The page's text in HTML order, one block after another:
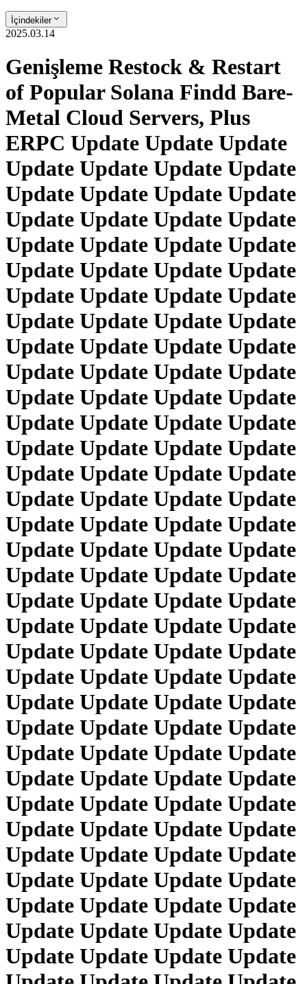
İçindekiler
2025.03.14
Genişleme Restock & Restart
of Popular Solana Findd Bare-
Metal Cloud Servers, Plus
ERPC Update Update Update
Update Update Update Update
Update Update Update Update
Update Update Update Update
Update Update Update Update
Update Update Update Update
Update Update Update Update
Update Update Update Update
Update Update Update Update
Update Update Update Update
Update Update Update Update
Update Update Update Update
Update Update Update Update
Update Update Update Update
Update Update Update Update
Update Update Update Update
Update Update Update Update
Update Update Update Update
Update Update Update Update
Update Update Update Update
Update Update Update Update
Update Update Update Update
Update Update Update Update
Update Update Update Update
Update Update Update Update
Update Update Update Update
Update Update Update Update
Update Update Update Update
Update Update Update Update
Update Update Update Update
Update Update Update Update
Update Update Update Update
Update Update Update Update